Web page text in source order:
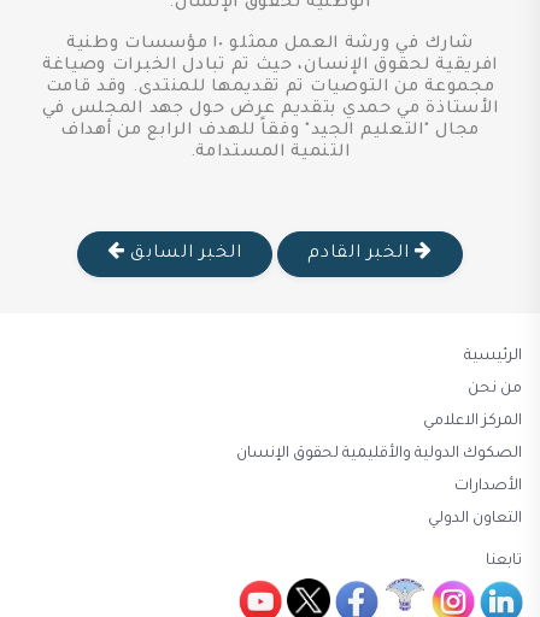
شارك في ورشة العمل ممثلو ١٠ مؤسسات وطنية
افريقية لحقوق الإنسان، حيث تم تبادل الخبرات وصياغة
مجموعة من التوصيات تم تقديمها للمنتدى. وقد قامت
الأستاذة مي حمدي بتقديم عرض حول جهد المجلس في
مجال "التعليم الجيد" وفقاً للهدف الرابع من أهداف
التنمية المستدامة.
الخبر القادم الخبر السابق
الرئيسية
من نحن
المركز الاعلامي
الصكوك الدولية والأقليمية لحقوق الإنسان
الأصدارات
التعاون الدولي
تابعنا